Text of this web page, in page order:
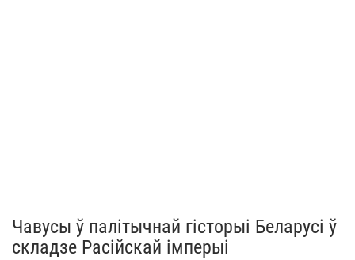
Чавусы ў палітычнай гісторыі Беларусі ў
складзе Расійскай імперыі